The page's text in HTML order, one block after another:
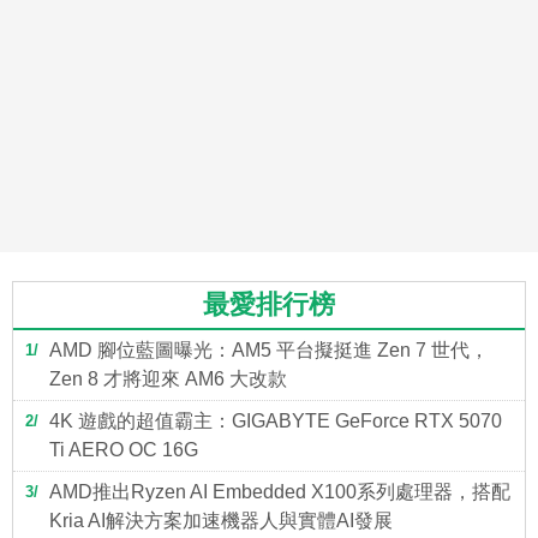
最愛排行榜
1
AMD 腳位藍圖曝光：AM5 平台擬挺進 Zen 7 世代，
Zen 8 才將迎來 AM6 大改款
2
4K 遊戲的超值霸主：GIGABYTE GeForce RTX 5070
Ti AERO OC 16G
3
AMD推出Ryzen AI Embedded X100系列處理器，搭配
Kria AI解決方案加速機器人與實體AI發展